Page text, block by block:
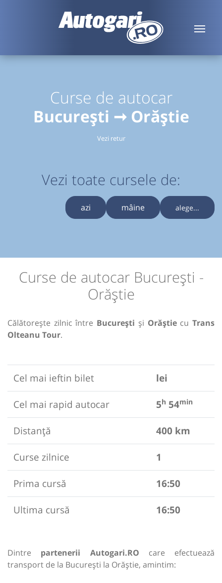
Curse de autocar
București ➞ Orăștie
Vezi retur
Vezi toate cursele de:
azi mâine alege...
Curse de autocar București -
Orăștie
Călătorește zilnic între București și OrăștiecuTrans
Olteanu Tour.
Cel mai ieftin bilet
lei
Cel mai rapid autocar
5h 54min
Distanță
400 km
Curse zilnice
1
Prima cursă
16:50
Ultima cursă
16:50
Dintre partenerii Autogari.RO care efectuează
transport de la București la Orăștie, amintim: